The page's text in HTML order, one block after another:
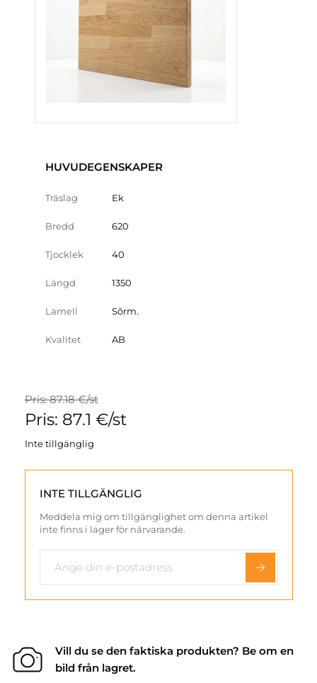
HUVUDEGENSKAPER
Träslag Ek
Bredd 620
Tjocklek 40
Längd 1350
Lamell Sõrm.
Kvalitet AB
Pris: 87.18 €/st
Pris: 87.1 €/st
Inte tillgänglig
INTE TILLGÄNGLIG
Meddela mig om tillgänglighet om denna artikel
inte finns i lager för närvarande.
Vill du se den faktiska produkten? Be om en
bild från lagret.